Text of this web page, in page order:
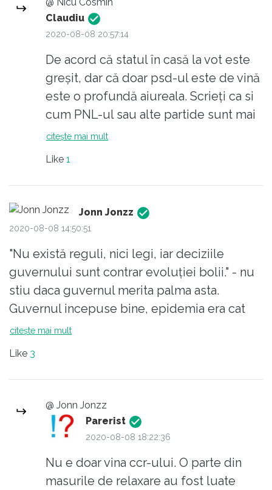
"calitatea" politicienilor . "Orice naţiune îşi are
conducătorii pe care îi merită.", "Democratia
este sistemul ce nu ne permite sa fim
condusi mai bine decat meritam"
https://www.petreanu.ro/spun-cine-votezi-
fapt-votezi/
Claudiu
2020-08-08 20:57:14
De acord că statul în casă la vot este
greșit, dar că doar psd-ul este de vină
este o profundă aiureala. Scrieți ca si
cum PNL-ul sau alte partide sunt mai
"breze", bănuiesc ca sunteți membru
Marte, sau din Rai?? Nu-s tot românași
"ageri", descurcăreți și "orientați" o
dată ce ajung la putere? Ați uitat ce
când era deghizat in premier PNL? Hai
să descălecăm de pe cai mari și să
devenim mai realiști ... Ăștia sunt
românii, aceste este nivelul mediu al
caracterului românului. Cum spunea
saritori, destepti ..... dar n-au caracter
domnule!"
citește mai mult
Like 1
Jonn Jonzz
2020-08-08 14:50:51
"Nu există reguli, nici legi, iar deciziile
guvernului sunt contrar evoluției bolii." - nu
stiu daca guvernul merita palma asta.
Guvernul incepuse bine, epidemia era cat
de cat sub control la inceput, pana si-au
citește mai mult
Like 3
@ Jonn Jonzz
Parerist
2020-08-08 18:22:36
Nu e doar vina ccr-ului. O parte din
masurile de relaxare au fost luate